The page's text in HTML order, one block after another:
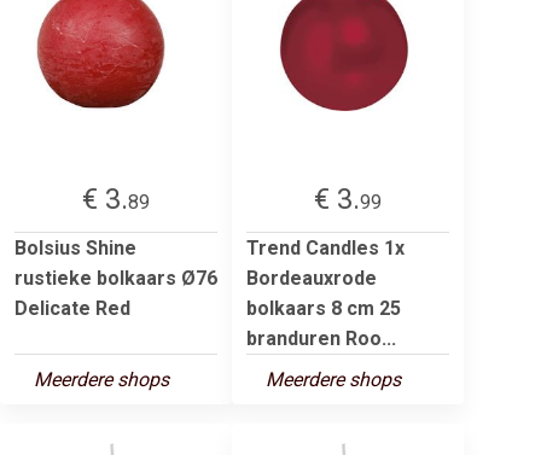
€ 3.89
Bolsius Shine
rustieke bolkaars Ø76
Delicate Red
Meerdere shops
€ 3.99
Trend Candles 1x
Bordeauxrode
bolkaars 8 cm 25
branduren Roo...
Meerdere shops